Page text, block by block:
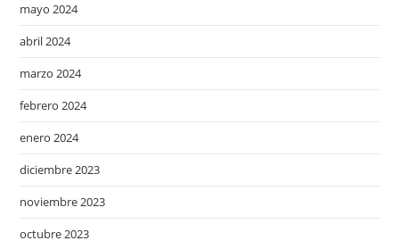
mayo 2024
abril 2024
marzo 2024
febrero 2024
enero 2024
diciembre 2023
noviembre 2023
octubre 2023